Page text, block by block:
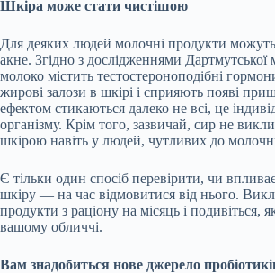
Шкіра може стати чистішою
Для деяких людей молочні продукти
акне. Згідно з дослідженнями
молоко містить тестостероноподібні
жирові залози в шкірі і сприяють появі
ефектом стикаються далеко не всі, це
організму. Крім того, зазвичай, сир не
шкірою навіть у людей, чутливих до
Є тільки один спосіб перевірити, чи
шкіру — на час відмовитися від нього.
продукти з раціону на місяць і подивіться,
вашому обличчі.
Вам знадобиться нове джерело